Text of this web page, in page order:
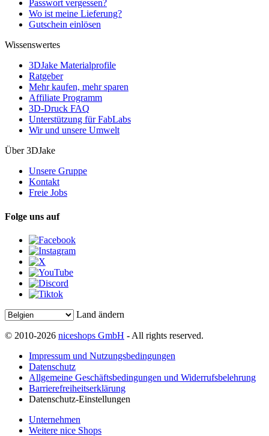
Passwort vergessen?
Wo ist meine Lieferung?
Gutschein einlösen
Wissenswertes
3DJake Materialprofile
Ratgeber
Mehr kaufen, mehr sparen
Affiliate Programm
3D-Druck FAQ
Unterstützung für FabLabs
Wir und unsere Umwelt
Über 3DJake
Unsere Gruppe
Kontakt
Freie Jobs
Folge uns auf
Land ändern
© 2010-2026 niceshops GmbH - All rights reserved.
Impressum und Nutzungsbedingungen
Datenschutz
Allgemeine Geschäftsbedingungen und Widerrufsbelehrung
Barrierefreiheitserklärung
Datenschutz-Einstellungen
Unternehmen
Weitere nice Shops